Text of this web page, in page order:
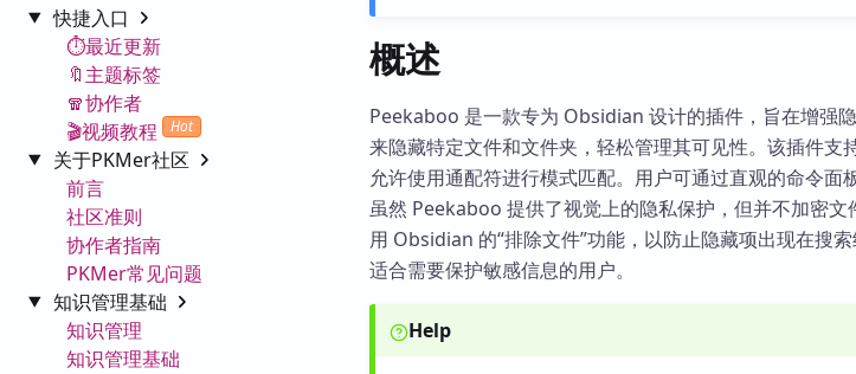
快捷入口
⏱️最近更新
🔖主题标签
🧣协作者
🎬视频教程
Hot
关于PKMer社区
前言
社区准则
协作者指南
PKMer常见问题
知识管理基础
知识管理
知识管理基础
概述
Peekaboo 是一款专为 Obsidian 设计的插件，旨在增强
来隐藏特定文件和文件夹，轻松管理其可见性。该插件支
允许使用通配符进行模式匹配。用户可通过直观的命令面
虽然 Peekaboo 提供了视觉上的隐私保护，但并不加密
用 Obsidian 的“排除文件”功能，以防止隐藏项出现在搜
适合需要保护敏感信息的用户。
Help